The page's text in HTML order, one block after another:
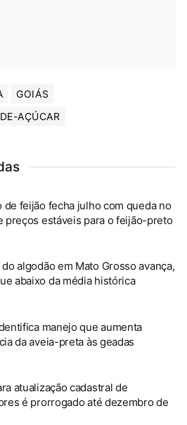
GOIÁS
AÇÚCAR
de feijão fecha julho com queda no
preços estáveis para o feijão-preto
algodão em Mato Grosso avança,
abaixo da média histórica
manejo que aumenta
da aveia-preta às geadas
atualização cadastral de
é prorrogado até dezembro de